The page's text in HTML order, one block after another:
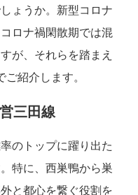
ょうか。新型コロナ
ロナ禍閑散期では混
が、それらを踏まえ
紹介します。
三田線
のトップに躍り出た
特に、西巣鴨から巣
と都心を繋ぐ役割を